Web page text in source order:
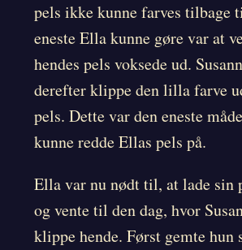
pels ikke kunne farves tilbage
eneste Ella kunne gøre var at
hendes pels voksede ud.
derefter klippe den lilla farve
pels. Dette var den eneste
kunne redde Ellas pels på.
Ella var nu nødt til, at lade sin
og vente til den dag, hvor
klippe hende. Først gemte hun